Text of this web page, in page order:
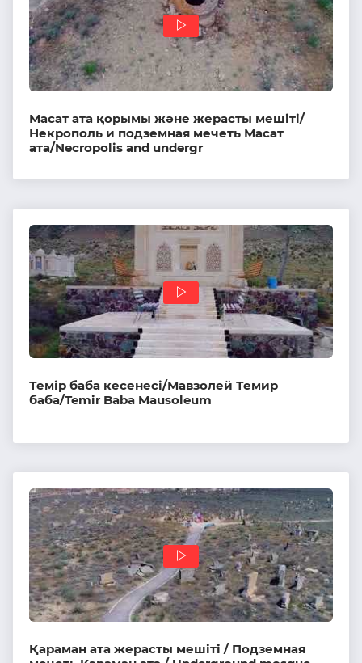
Масат ата қорымы және жерасты мешіті/
Некрополь и подземная мечеть Масат
ата/Necropolis and undergr
Темір баба кесенесі/Мавзолей Темир
баба/Temir Baba Mausoleum
Қараман ата жерасты мешіті / Подземная